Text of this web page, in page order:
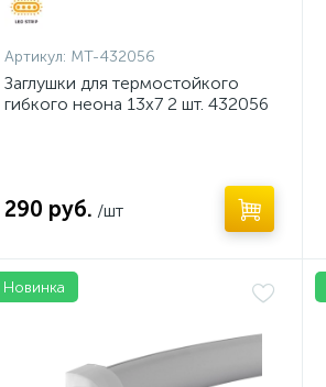
Артикул: MT-432056
Заглушки для термостойкого
гибкого неона 13х7 2 шт. 432056
290 руб. /шт
Новинка